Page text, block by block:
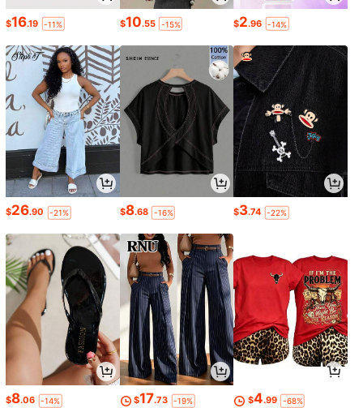
$16.19 -11% $10.55 -15% $2.96 -14%
$26.90 -21% $8.68 -16% $3.74 -22%
$8.06 -14% $17.73 -19% $4.99 -68%